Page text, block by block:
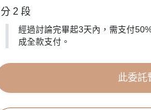
分 2 段
經過討論完畢起3天內，需支付
成全款支付。
此委託